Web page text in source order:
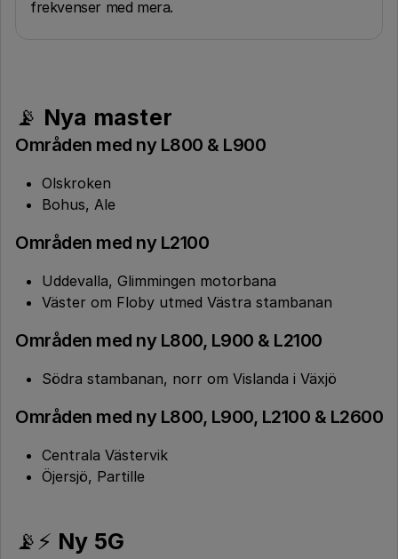
frekvenser med mera.
📡 Nya master
Områden med ny L800 & L900
Olskroken
Bohus, Ale
Områden med ny L2100
Uddevalla, Glimmingen motorbana
Väster om Floby utmed Västra stambanan
Områden med ny L800, L900 & L2100
Södra stambanan, norr om Vislanda i Växjö
Områden med ny L800, L900, L2100 & L2600
Centrala Västervik
Öjersjö, Partille
📡⚡ Ny 5G